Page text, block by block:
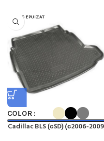
STOC EPUIZAT
COLOR
Cadillac BLS (сSD) (с2006-